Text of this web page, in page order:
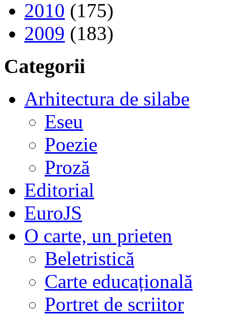
2010 (175)
2009 (183)
Categorii
Arhitectura de silabe
Eseu
Poezie
Proză
Editorial
EuroJS
O carte, un prieten
Beletristică
Carte educațională
Portret de scriitor